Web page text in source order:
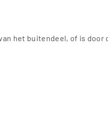
het buitendeel, of is